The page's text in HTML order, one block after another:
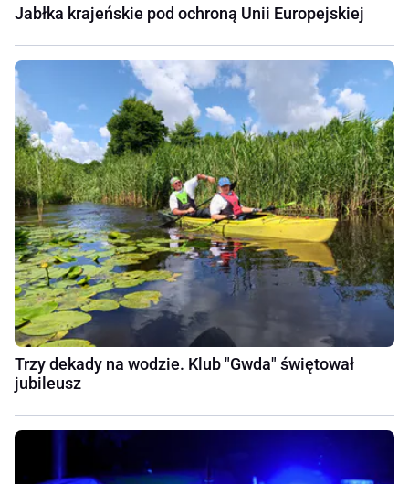
Jabłka krajeńskie pod ochroną Unii Europejskiej
Trzy dekady na wodzie. Klub "Gwda" świętował
jubileusz